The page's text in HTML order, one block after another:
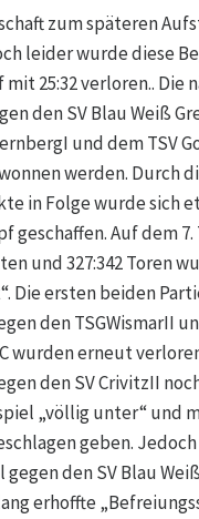
zum späteren
leider wurde diese
mit 25:32 verloren.. Die
den SV Blau Weiß
und dem TSV
werden. Durch
in Folge wurde sich
geschaffen. Auf dem
und 327:342 Toren
Die ersten beiden
den TSGWismarII
wurden erneut
den SV CrivitzII
„völlig unter“ und
geben.
gegen den SV Blau
erhoffte